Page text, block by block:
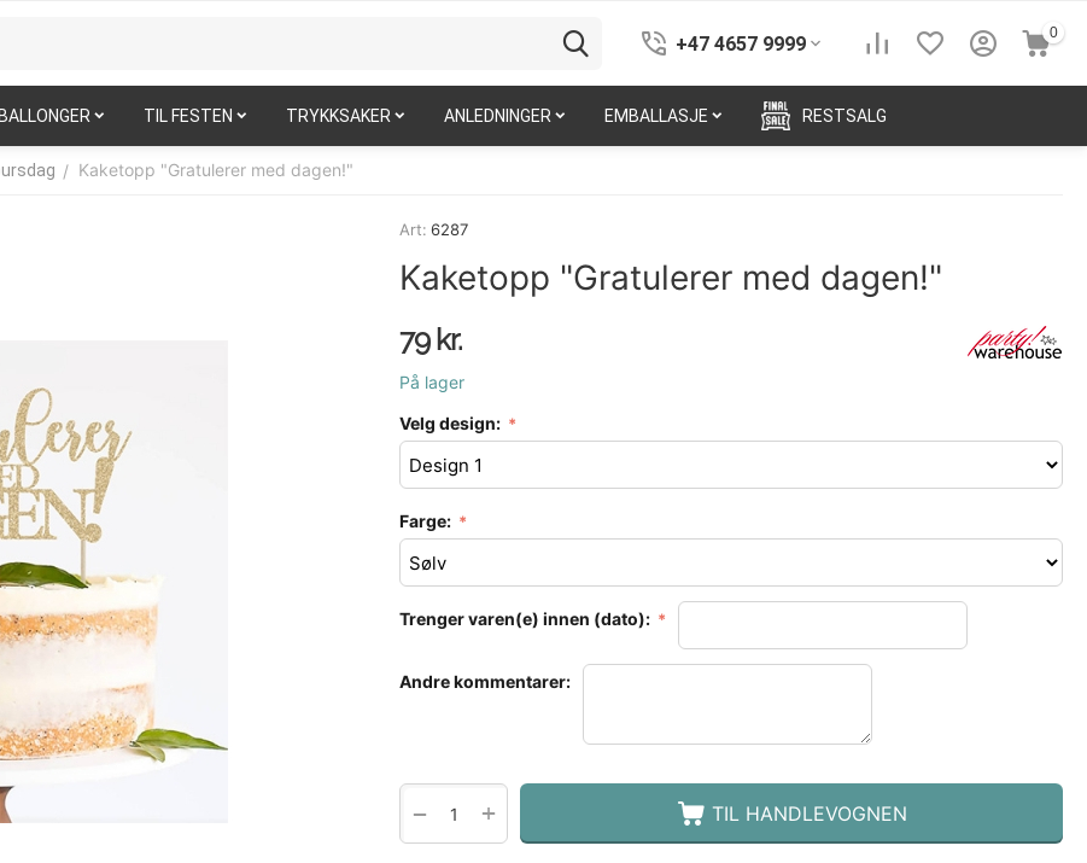
+47 4657 9999 0
TIL FESTEN TRYKKSAKER ANLEDNINGER EMBALLASJE RESTSALG
/ Kaketopp "Gratulerer med dagen!"
Art: 6287
Kaketopp "Gratulerer med dagen!"
79 kr.
På lager
Velg design:
Farge:
Trenger varen(e) innen (dato):
Andre kommentarer:
+
− TIL HANDLEVOGNEN